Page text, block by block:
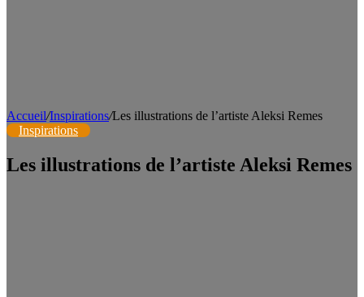
Accueil/Inspirations/Les illustrations de l’artiste Aleksi Remes
Inspirations
Les illustrations de l’artiste Aleksi Remes